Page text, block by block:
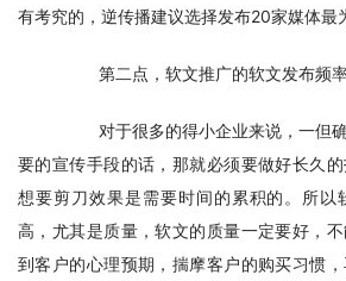
有考究的，逆传播建议选择发布20家媒体最
第二点，软文推广的软文发布频
对于很多的得小企业来说，一但确
要的宣传手段的话，那就必须要做好长久
想要剪刀效果是需要时间的累积的。所以
高，尤其是质量，软文的质量一定要好，
到客户的心理预期，揣摩客户的购买习惯